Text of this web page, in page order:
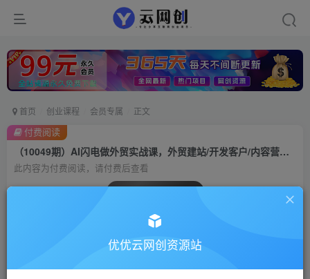
首页 创业课程 会员专属 正文
（10049期）AI闪电做外贸实战课，外贸建站/开发客户/内容营销/从0到3做外贸AI-62节
此内容为付费阅读，请付费后查看
会员专属资源
您暂无购买权限，请先开通会员
开通会员
付费阅读
优优云网创资源站